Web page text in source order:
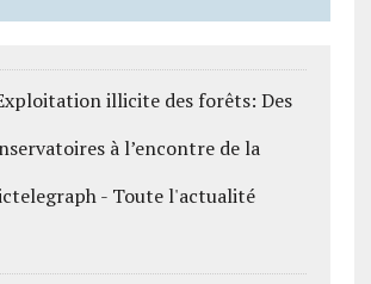
illicite des forêts: Des
à l’encontre de la
- Toute l'actualité